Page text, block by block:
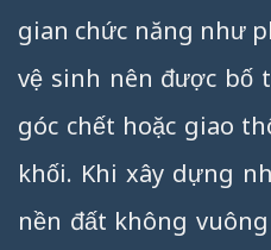
gian chức năng như
vệ sinh nên được bố
góc chết hoặc giao
khối. Khi xây dựng
nền đất không